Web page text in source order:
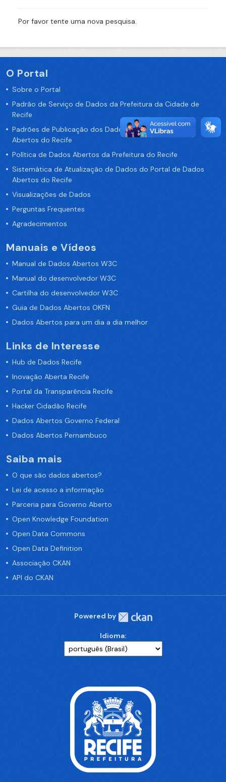
Por favor tente uma nova pesquisa.
O Portal
Sobre o Portal
Padrão de Serviço de Dados da Prefeitura da Cidade de
Recife
Padrões de Publicação dos Dados no Portal de Dados
Abertos do Recife
Política de Dados Abertos da Prefeitura do Recife
Sistemática de Atualização de Dados do Portal de Dados
Abertos do Recife
Visualizações de Dados
Perguntas Frequentes
Agradecimentos
Manuais e Vídeos
Manual de Dados Abertos W3C
Manual do desenvolvedor W3C
Cartilha do desenvolvedor W3C
Guia de Dados Abertos OKFN
Dados Abertos para um dia a dia melhor
Links de Interesse
Hub de Dados Recife
Inovação Aberta Recife
Portal da Transparência Recife
Hacker Cidadão Recife
Dados Abertos Governo Federal
Dados Abertos Pernambuco
Saiba mais
O que são dados abertos?
Lei de acesso a informação
Parceria para Governo Aberto
Open Knowledge Foundation
Open Data Commons
Open Data Definition
Associação CKAN
API do CKAN
Powered by
Idioma